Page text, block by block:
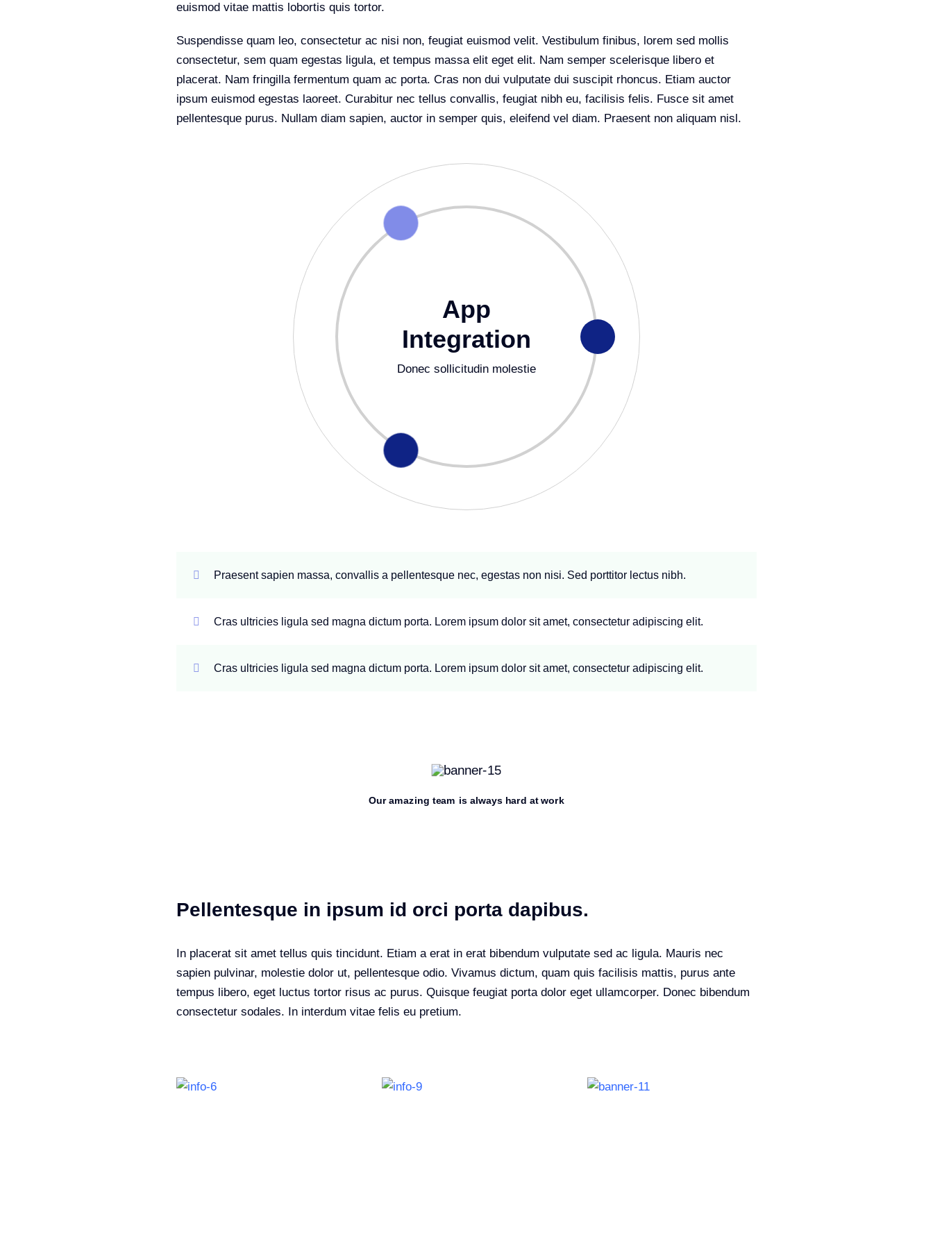
euismod vitae mattis lobortis quis tortor.
Suspendisse quam leo, consectetur ac nisi non, feugiat euismod velit. Vestibulum finibus, lorem sed mollis
consectetur, sem quam egestas ligula, et tempus massa elit eget elit. Nam semper scelerisque libero et
placerat. Nam fringilla fermentum quam ac porta. Cras non dui vulputate dui suscipit rhoncus. Etiam auctor
ipsum euismod egestas laoreet. Curabitur nec tellus convallis, feugiat nibh eu, facilisis felis. Fusce sit amet
pellentesque purus. Nullam diam sapien, auctor in semper quis, eleifend vel diam. Praesent non aliquam nisl.
App
Integration
Donec sollicitudin molestie
Praesent sapien massa, convallis a pellentesque nec, egestas non nisi. Sed porttitor lectus nibh.
Cras ultricies ligula sed magna dictum porta. Lorem ipsum dolor sit amet, consectetur adipiscing elit.
Cras ultricies ligula sed magna dictum porta. Lorem ipsum dolor sit amet, consectetur adipiscing elit.
Our amazing team is always hard at work
Pellentesque in ipsum id orci porta dapibus.
In placerat sit amet tellus quis tincidunt. Etiam a erat in erat bibendum vulputate sed ac ligula. Mauris nec
sapien pulvinar, molestie dolor ut, pellentesque odio. Vivamus dictum, quam quis facilisis mattis, purus ante
tempus libero, eget luctus tortor risus ac purus. Quisque feugiat porta dolor eget ullamcorper. Donec bibendum
consectetur sodales. In interdum vitae felis eu pretium.